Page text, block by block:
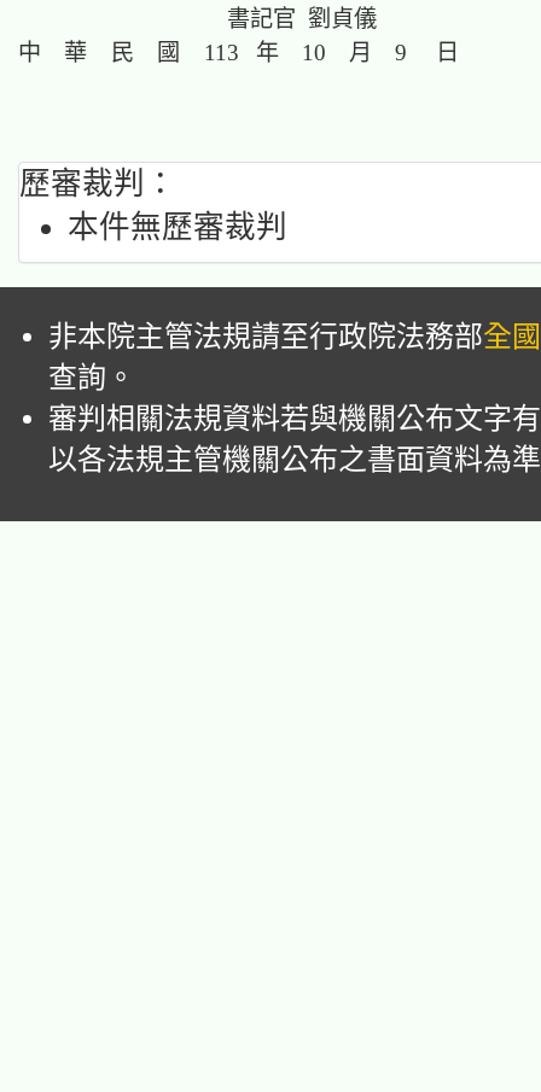
書記官 劉貞儀
中 華 民 國 113 年 10 月 9 日
歷審裁判：
本件無歷審裁判
非本院主管法規請至行政院法務部全
查詢。
審判相關法規資料若與機關公布文字
以各法規主管機關公布之書面資料為